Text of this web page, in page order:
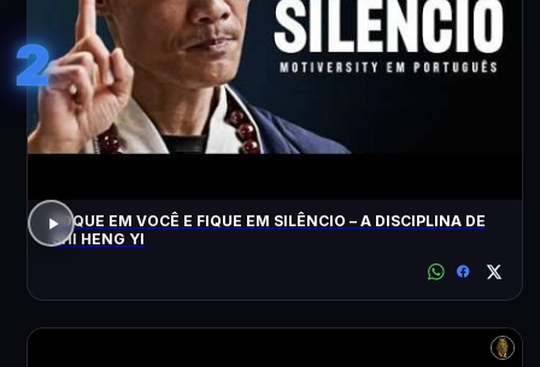
2
FOQUE EM VOCÊ E FIQUE EM SILÊNCIO – A DISCIPLINA DE
SHI HENG YI